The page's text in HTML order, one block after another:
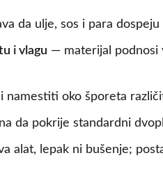
da ulje, sos i para
i vlagu — materijal podnosi
namestiti oko šporeta
da pokrije standardni
alat, lepak ni bušenje;